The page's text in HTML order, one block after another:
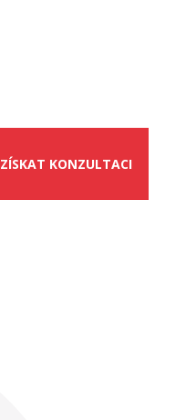
ZÍSKAT KONZULTACI